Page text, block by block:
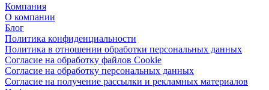
Компания
О компании
Блог
Политика конфиденциальности
Политика в отношении обработки персональных данных
Согласие на обработку файлов Cookie
Согласие на обработку персональных данных
Согласие на получение рассылки и рекламных материалов